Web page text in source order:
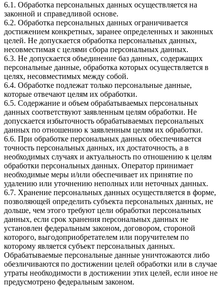
6.1. Обработка персональных данных осуществляется на
законной и справедливой основе.
6.2. Обработка персональных данных ограничивается
достижением конкретных, заранее определенных и законных
целей. Не допускается обработка персональных данных,
несовместимая с целями сбора персональных данных.
6.3. Не допускается объединение баз данных, содержащих
персональные данные, обработка которых осуществляется в
целях, несовместимых между собой.
6.4. Обработке подлежат только персональные данные,
которые отвечают целям их обработки.
6.5. Содержание и объем обрабатываемых персональных
данных соответствуют заявленным целям обработки. Не
допускается избыточность обрабатываемых персональных
данных по отношению к заявленным целям их обработки.
6.6. При обработке персональных данных обеспечивается
точность персональных данных, их достаточность, а в
необходимых случаях и актуальность по отношению к целям
обработки персональных данных. Оператор принимает
необходимые меры и/или обеспечивает их принятие по
удалению или уточнению неполных или неточных данных.
6.7. Хранение персональных данных осуществляется в форме,
позволяющей определить субъекта персональных данных, не
дольше, чем этого требуют цели обработки персональных
данных, если срок хранения персональных данных не
установлен федеральным законом, договором, стороной
которого, выгодоприобретателем или поручителем по
которому является субъект персональных данных.
Обрабатываемые персональные данные уничтожаются либо
обезличиваются по достижении целей обработки или в случае
утраты необходимости в достижении этих целей, если иное не
предусмотрено федеральным законом.